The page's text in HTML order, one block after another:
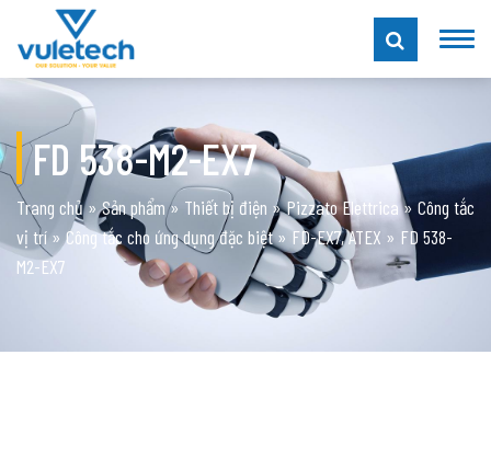
FD 538-M2-EX7
Trang chủ»Sản phẩm» Thiết bị điện »Pizzato Elettrica» Công tắc
vị trí »Công tắc cho ứng dụng đặc biệt»FD-EX7, ATEX » FD 538-
M2-EX7